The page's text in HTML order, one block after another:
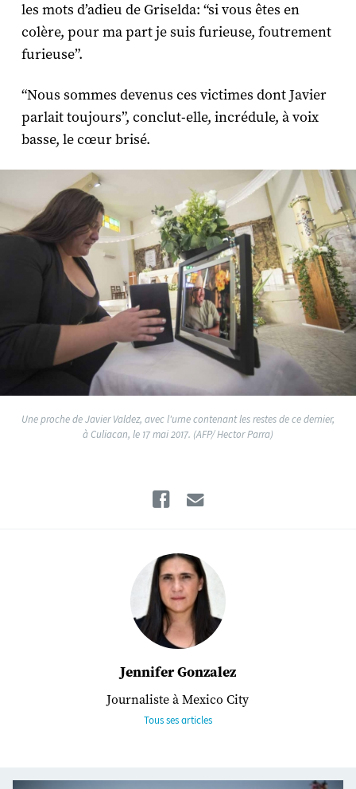
les mots d’adieu de Griselda: “si vous êtes en
colère, pour ma part je suis furieuse, foutrement
furieuse”.
“Nous sommes devenus ces victimes dont Javier
parlait toujours”, conclut-elle, incrédule, à voix
basse, le cœur brisé.
Une proche de Javier Valdez, avec l'urne contenant les restes de ce dernier,
à Culiacan, le 17 mai 2017. (AFP/ Hector Parra)
Facebook
Jennifer Gonzalez
Journaliste à Mexico City
Tous ses articles